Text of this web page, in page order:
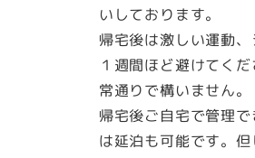
いしております。
帰宅後は激しい運動
１週間ほど避けてく
常通りで構いません。
帰宅後ご自宅で管理
は延泊も可能です。